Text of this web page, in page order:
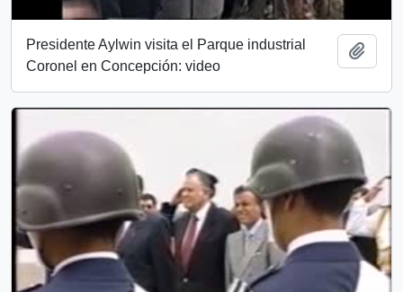
Presidente Aylwin visita el Parque industrial
Coronel en Concepción: video